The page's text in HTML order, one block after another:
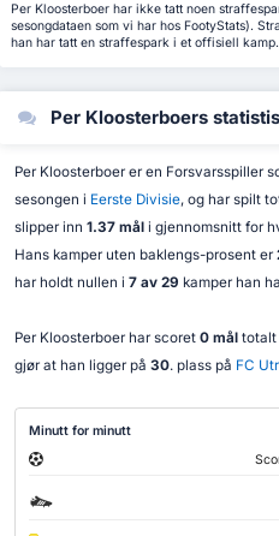
Per Kloosterboer har ikke tatt noen
sesongdataen som vi har hos FootyStats).
han har tatt en straffespark i et offisiell kamp.
Per Kloosterboers
Per Kloosterboer er en Forsvarsspiller
sesongen i Eerste Divisie, og har spilt
slipper inn 1.37 måli gjennomsnitt for
Hans kamper uten baklengs-prosent er
har holdt nullen i 7 av 29 kamper han
Per Kloosterboer har scoret 0 måltotalt
gjør at han ligger på 30. plass på FC
Minutt for minutt